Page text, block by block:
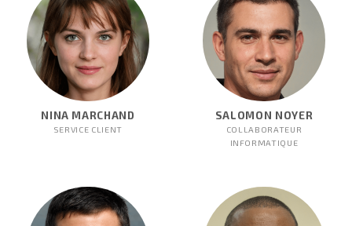
NINA MARCHAND
SERVICE CLIENT
SALOMON NOYER
COLLABORATEUR
INFORMATIQUE